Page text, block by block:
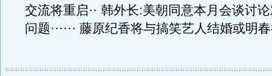
交流将重启·· 韩外长:美朝同意本月会谈讨
问题······ 藤原纪香将与搞笑艺人结婚或明春